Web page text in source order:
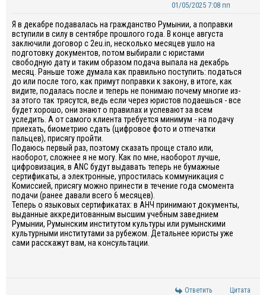
01/05/2025 7:08 пп
Я в декабре подавалась на гражданство Румынии, а поправки
вступили в силу в сентябре прошлого года. В конце августа
заключили договор с 2eu.in, несколько месяцев ушло на
подготовку документов, потом выбирали с юристами
свободную дату и таким образом подача выпала на декабрь
месяц. Раньше тоже думала как правильно поступить: податься
до или после того, как примут поправки к закону, в итоге, как
видите, подалась после и теперь не понимаю почему многие из-
за этого так трясутся, ведь если через юристов подаешься - все
будет хорошо, они знают о правилах и успевают за всем
уследить. А от самого клиента требуется минимум - на подачу
приехать, биометрию сдать (цифровое фото и отпечатки
пальцев), присягу пройти.
Подаюсь первый раз, поэтому сказать проще стало или,
наоборот, сложнее я не могу. Как по мне, наоборот лучше,
цифровизация, в ANC будут выдавать теперь не бумажные
сертификаты, а электронные, упростилась коммуникация с
Комиссией, присягу можно принести в течение года смомента
подачи (ранее давали всего 6 месяцев).
Теперь о языковых сертификатах: в АНЧ принимают документы,
выданные аккредитованным высшим учебным заведнием
Румынии, Румынским институтом культуры или румынскими
культурными институтами за рубежом. Детальнее юристы уже
сами расскажут вам, на консультации.
Ответить Цитата